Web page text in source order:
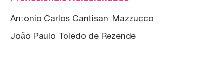
Antonio Carlos Cantisani Mazzucco
João Paulo Toledo de Rezende